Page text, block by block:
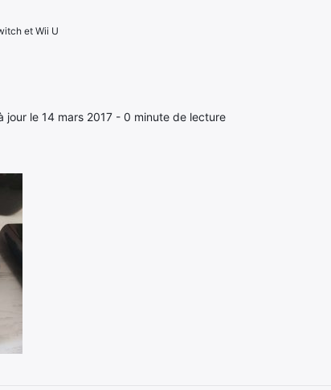
jour le 14 mars 2017 - 0 minute de lecture
et Wii U